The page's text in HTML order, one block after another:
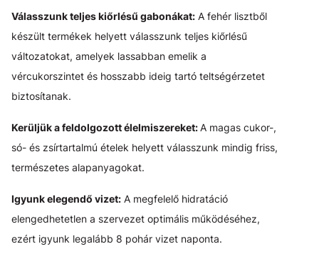
Válasszunk teljes kiőrlésű gabonákat: A fehér lisztből
készült termékek helyett válasszunk teljes kiőrlésű
változatokat, amelyek lassabban emelik a
vércukorszintet és hosszabb ideig tartó teltségérzetet
biztosítanak.
Kerüljük a feldolgozott élelmiszereket: A magas cukor-,
só- és zsírtartalmú ételek helyett válasszunk mindig friss,
természetes alapanyagokat.
Igyunk elegendő vizet: A megfelelő hidratáció
elengedhetetlen a szervezet optimális működéséhez,
ezért igyunk legalább 8 pohár vizet naponta.